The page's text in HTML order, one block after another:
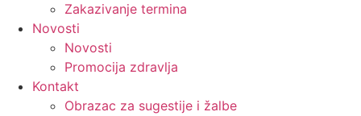
Zakazivanje termina
Novosti
Novosti
Promocija zdravlja
Kontakt
Obrazac za sugestije i žalbe